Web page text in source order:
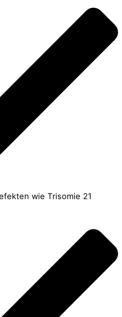
wie Trisomie 21